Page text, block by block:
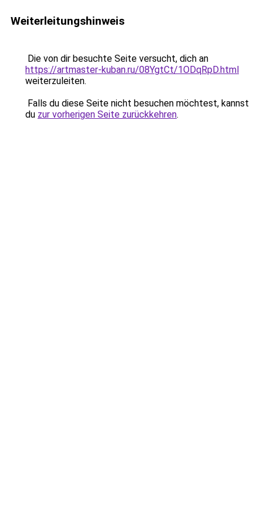
Weiterleitungshinweis
Die von dir besuchte Seite versucht, dich an
https://artmaster-kuban.ru/08YgtCt/1ODqRpD.html
weiterzuleiten.
Falls du diese Seite nicht besuchen möchtest, kannst
du zur vorherigen Seite zurückkehren.